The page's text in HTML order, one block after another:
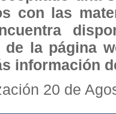
con las
de la página
información
20 de